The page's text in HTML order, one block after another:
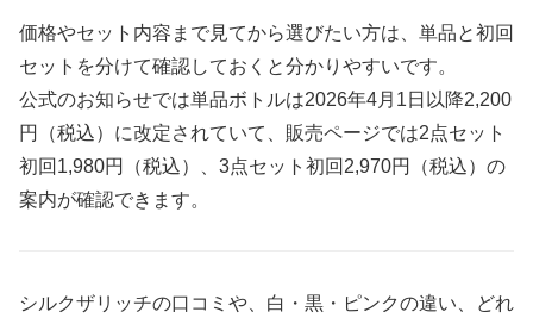
価格やセット内容まで見てから選びたい方は、単品と初回
セットを分けて確認しておくと分かりやすいです。
公式のお知らせでは単品ボトルは2026年4月1日以降2,200
円（税込）に改定されていて、販売ページでは2点セット
初回1,980円（税込）、3点セット初回2,970円（税込）の
案内が確認できます。
シルクザリッチの口コミや、白・黒・ピンクの違い、どれ